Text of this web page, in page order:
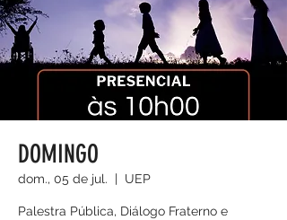
DOMINGO
dom., 05 de jul.
  |
UEP
Palestra Pública, Diálogo Fraterno e